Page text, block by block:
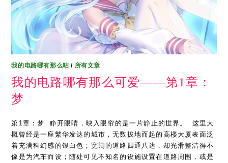
我的电路哪有那么咕 / 所有文章
我的电路哪有那么可爱——第1章：
梦
第1章：梦 ​ 睁开眼睛，映入眼帘的是一片静止的世界。 ​ 这里大
概曾经是一座繁华发达的城市，无数拔地而起的高楼大厦表面泛
着充满科幻感的银白色；宽阔的道路四通八达，却光滑整洁得不
像是为汽车而设；随处可见不知名的设施设置在道路周围，或是